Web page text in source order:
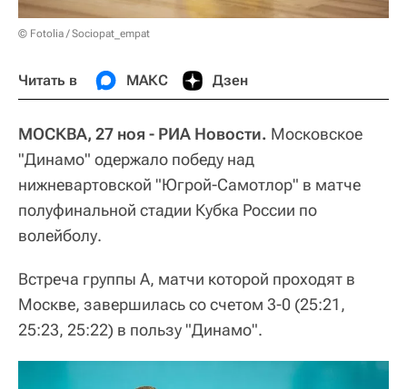
© Fotolia / Sociopat_empat
Читать в МАКС Дзен
МОСКВА, 27 ноя - РИА Новости. Московское
"Динамо" одержало победу над
нижневартовской "Югрой-Самотлор" в матче
полуфинальной стадии Кубка России по
волейболу.
Встреча группы A, матчи которой проходят в
Москве, завершилась со счетом 3-0 (25:21,
25:23, 25:22) в пользу "Динамо".